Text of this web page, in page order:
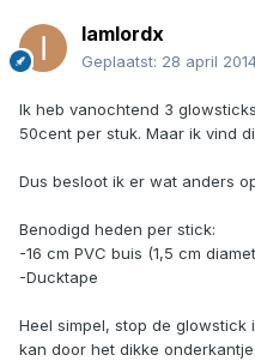
Iamlordx
Geplaatst: 28 april
Ik heb vanochtend 3
50cent per stuk. Maar ik vind
Dus besloot ik er wat anders
Benodigd heden per stick:
-16 cm PVC buis (1,5 cm
-Ducktape
Heel simpel, stop de
kan door het dikke onderkantje.